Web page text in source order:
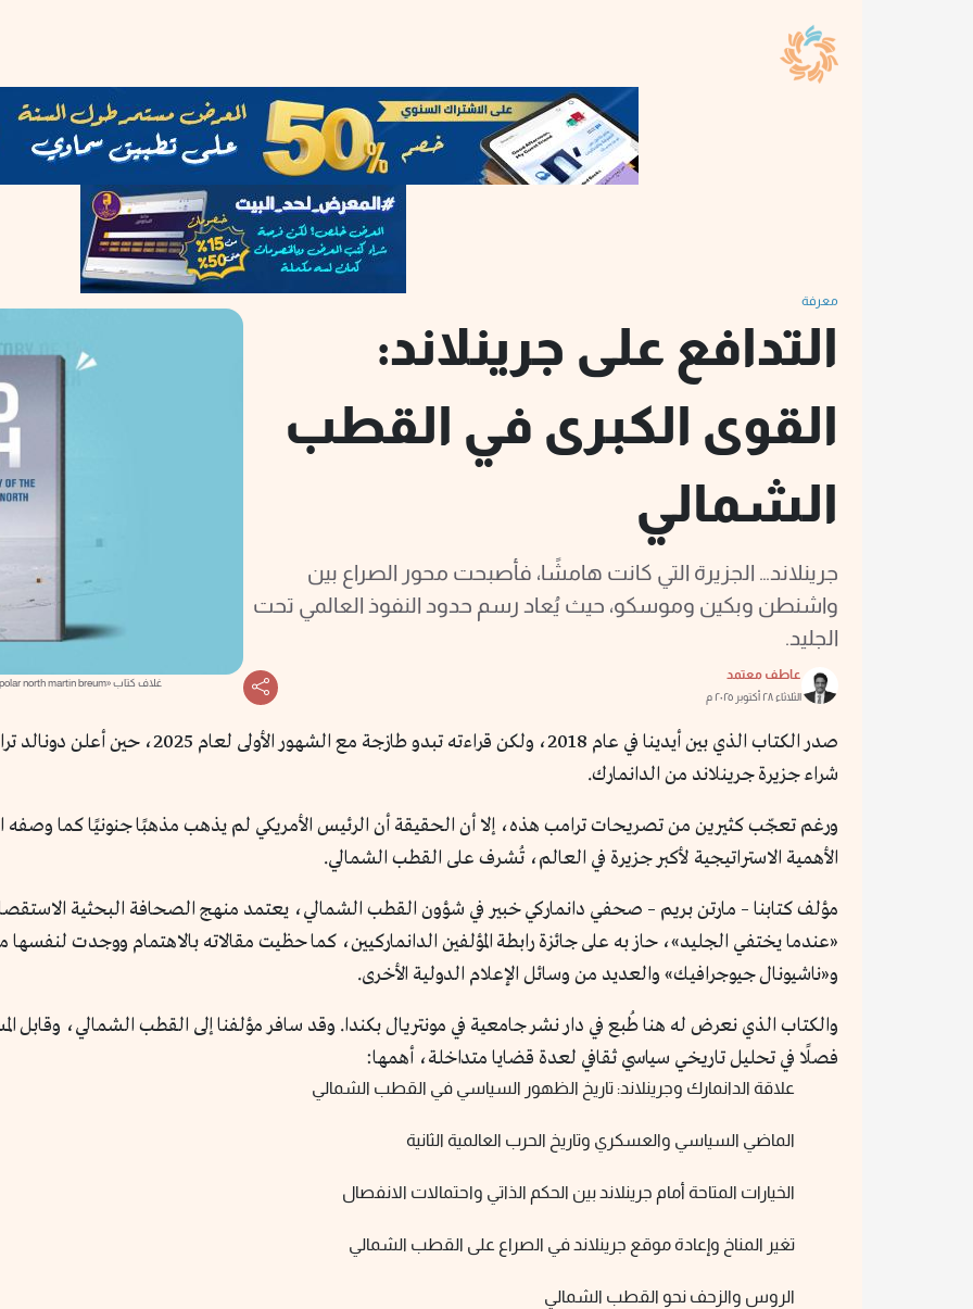
معرفة
التدافع على جرينلاند:
القوى الكبرى في القطب
الشمالي
جرينلاند… الجزيرة التي كانت هامشًا، فأصبحت محور الصراع بين
واشنطن وبكين وموسكو، حيث يُعاد رسم حدود النفوذ العالمي تحت
الجليد.
عاطف معتمد
الثلاثاء ٢٨ أكتوبر ٢٠٢٥ م
غلاف كتاب «cold rush: the astonishing true story of the new quest for the polar north martin breum»
صدر الكتاب الذي بين أيدينا في عام 2018، ولكن
شراء جزيرة جرينلاند من الدانمارك.
ورغم تعجّب كثيرين من تصريحات ترامب هذه، إلا أن الحقيقة أن الرئيس الأمريكي لم يذهب مذهبًا جنونيًا كما
الأهمية الاستراتيجية لأكبر جزيرة في العالم، تُشرف على القطب الشمالي.
مؤلف كتابنا – مارتن بريم – صحفي دانماركي خبير في شؤون القطب الشمالي، يعتمد منهج الصحافة البحثية
«عندما يختفي الجليد»، حاز به على جائزة رابطة المؤلفين الدانماركيين، كما حظيت مقالاته بالاهتمام ووجدت لنفسها
و«ناشيونال جيوجرافيك» والعديد من وسائل الإعلام الدولية الأخرى.
فصلًا في تحليل تاريخي سياسي ثقافي لعدة قضايا متداخلة، أهمها:
علاقة الدانمارك وجرينلاند: تاريخ الظهور السياسي في القطب الشمالي
الماضي السياسي والعسكري وتاريخ الحرب العالمية الثانية
الخيارات المتاحة أمام جرينلاند بين الحكم الذاتي واحتمالات الانفصال
تغير المناخ وإعادة موقع جرينلاند في الصراع على القطب الشمالي
الروس والزحف نحو القطب الشمالي